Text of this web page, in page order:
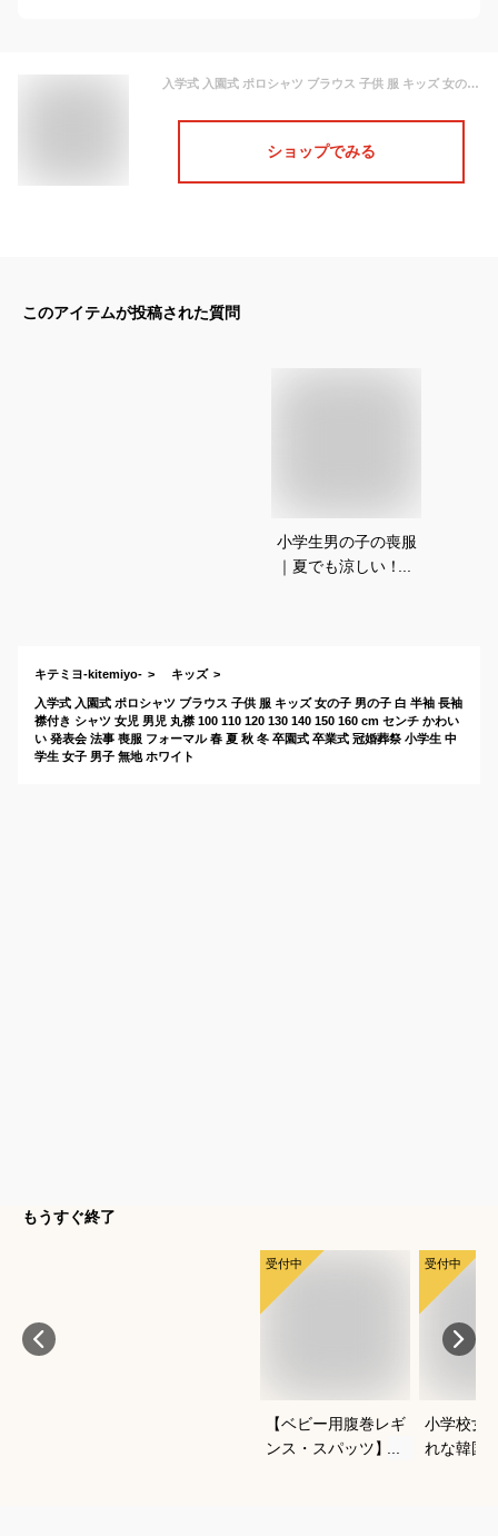
入学式 入園式 ポロシャツ ブラウス 子供 服 キッズ 女の子 男の子 白 半袖 長袖 襟付き シャツ 女児 男児 丸襟 100 110 120 130 140 150 160 cm センチ かわいい 発表会 法事 喪服 フォーマル 春 夏 秋 冬 卒園式 卒業式 冠婚葬祭 小学生 中学生 女子 男子 無地 ホワイト
ショップでみる
このアイテムが投稿された質問
小学生男の子の喪服
｜夏でも涼しい！シ
キテミヨ-kitemiyo- キッズ
入学式 入園式 ポロシャツ ブラウス 子供 服 キッズ 女の子 男の子 白 半袖 長袖
襟付き シャツ 女児 男児 丸襟 100 110 120 130 140 150 160 cm センチ かわい
い 発表会 法事 喪服 フォーマル 春 夏 秋 冬 卒園式 卒業式 冠婚葬祭 小学生 中
学生 女子 男子 無地 ホワイト
もうすぐ終了
受付中
【ベビー用腹巻レギ
ンス・スパッツ】よ
受付中
小学校女
れな韓国